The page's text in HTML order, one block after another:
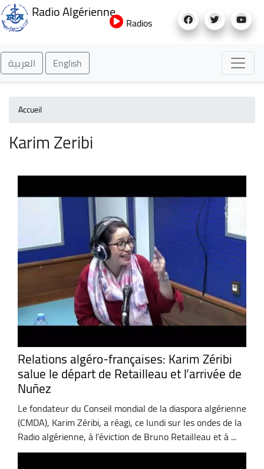
au
Radio Algérienne
Radios
العربية English
Accueil
Karim Zeribi
Relations algéro-françaises: Karim Zéribi
salue le départ de Retailleau et l’arrivée de
Nuñez
Le fondateur du Conseil mondial de la diaspora algérienne
(CMDA), Karim Zéribi, a réagi, ce lundi sur les ondes de la
Radio algérienne, à l’éviction de Bruno Retailleau et à ...